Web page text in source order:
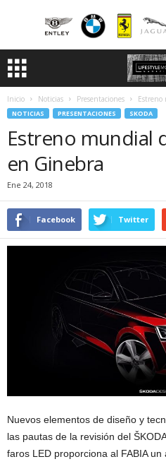
Inicio Noticias Presentaciones Estreno
NOTICIAS PRESENTACIONES SKODA
Estreno mundial
en Ginebra
Ene 24, 2018
Facebook Twitter
Nuevos elementos de diseño y
las pautas de la revisión del
faros LED proporciona al FABIA